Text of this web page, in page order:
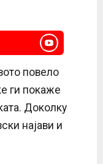
повело
ги покаже
Доколку
најави и